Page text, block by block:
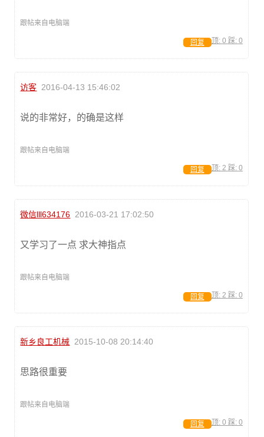
跟帖来自电脑端
顶: 0 踩: 0
回复
访客 2016-04-13 15:46:02
说的非常好，的确是这样
跟帖来自电脑端
顶: 2 踩: 0
回复
微信lll634176 2016-03-21 17:02:50
又学习了一点 求大神指点
跟帖来自电脑端
顶: 2 踩: 0
回复
新乡良工机械 2015-10-08 20:14:40
思路很重要
跟帖来自电脑端
顶: 0 踩: 0
回复